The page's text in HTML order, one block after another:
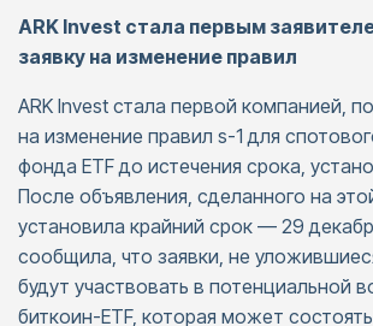
ARK Invest стала первым
заявку на изменение правил
ARK Invest стала первой компанией,
на изменение правил s-1 для
фонда ETF до истечения срока,
После объявления, сделанного на
установила крайний срок — 29
сообщила, что заявки, не
будут участвовать в потенциальной
биткоин-ETF, которая может